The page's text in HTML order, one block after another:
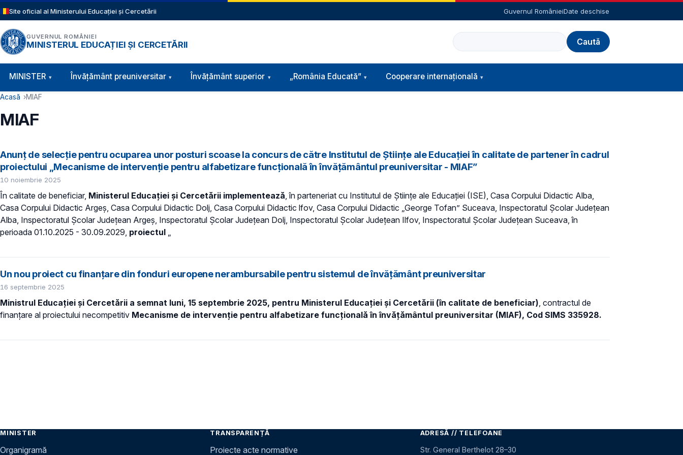
Sari la conținutul principal
Site oficial al Ministerului Educației și Cercetării Guvernul RomânieiDate deschise
GUVERNUL ROMÂNIEI
MINISTERUL EDUCAȚIEI ȘI CERCETĂRII
Caută
Navigație principală
MINISTER Învăţământ preuniversitar Învățământ superior „România Educată” Cooperare internațională
Cale de navigare
Acasă MIAF
MIAF
Anunț de selecție pentru ocuparea unor posturi scoase la concurs de către Institutul de Științe ale Educației în calitate de partener în cadrul
proiectului „Mecanisme de intervenție pentru alfabetizare funcțională în învățământul preuniversitar - MIAF”
10 noiembrie 2025
În calitate de beneficiar, Ministerul Educației și Cercetării implementează , în parteneriat cu Institutul de Științe ale Educației (ISE), Casa Corpului Didactic Alba,
Casa Corpului Didactic Argeș, Casa Corpului Didactic Dolj, Casa Corpului Didactic lfov, Casa Corpului Didactic „George Tofan” Suceava, Inspectoratul Școlar Județean
Alba, Inspectoratul Școlar Județean Argeș, Inspectoratul Școlar Județean Dolj, Inspectoratul Școlar Județean Ilfov, Inspectoratul Școlar Județean Suceava, în
perioada 01.10.2025 - 30.09.2029, proiectul
Un nou proiect cu finanțare din fonduri europene nerambursabile pentru sistemul de învățământ preuniversitar
16 septembrie 2025
Ministrul Educației și Cercetării a semnat luni, 15 septembrie 2025, pentru Ministerul Educației și Cercetării (în calitate de beneficiar) , contractul de
finanțare al proiectului necompetitiv Mecanisme de intervenție pentru alfabetizare funcțională în învățământul preuniversitar (MIAF), Cod SIMS 335928.
MINISTER
Organigramă
TRANSPARENȚĂ
Proiecte acte normative
ADRESĂ // TELEFOANE
Str. General Berthelot 28–30